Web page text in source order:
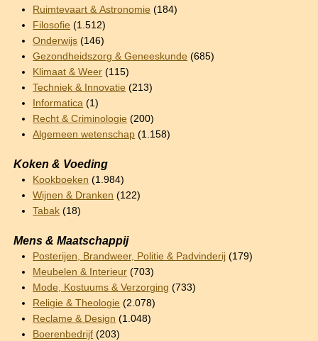
Ruimtevaart & Astronomie (184)
Filosofie (1.512)
Onderwijs (146)
Gezondheidszorg & Geneeskunde (685)
Klimaat & Weer (115)
Techniek & Innovatie (213)
Informatica (1)
Recht & Criminologie (200)
Algemeen wetenschap (1.158)
Koken & Voeding
Kookboeken (1.984)
Wijnen & Dranken (122)
Tabak (18)
Mens & Maatschappij
Posterijen, Brandweer, Politie & Padvinderij (179)
Meubelen & Interieur (703)
Mode, Kostuums & Verzorging (733)
Religie & Theologie (2.078)
Reclame & Design (1.048)
Boerenbedrijf (203)